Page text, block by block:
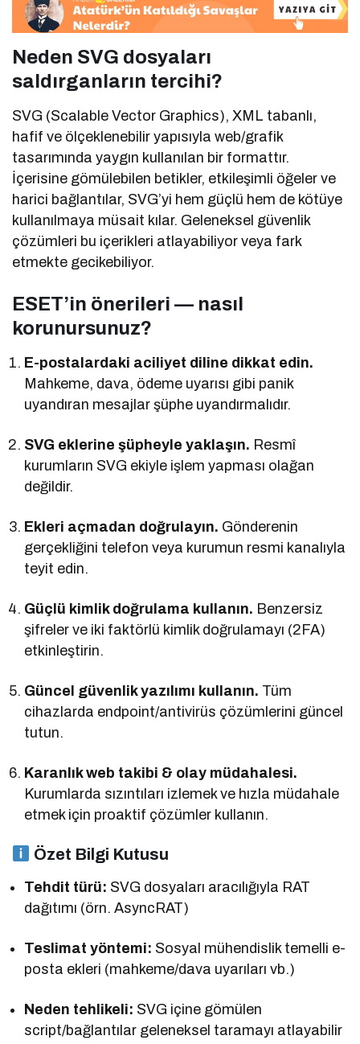
Neden SVG dosyaları
saldırganların tercihi?
SVG (Scalable Vector Graphics), XML tabanlı,
hafif ve ölçeklenebilir yapısıyla web/grafik
tasarımında yaygın kullanılan bir formattır.
İçerisine gömülebilen betikler, etkileşimli öğeler ve
harici bağlantılar, SVG’yi hem güçlü hem de kötüye
kullanılmaya müsait kılar. Geleneksel güvenlik
çözümleri bu içerikleri atlayabiliyor veya fark
etmekte gecikebiliyor.
ESET’in önerileri — nasıl
korunursunuz?
E-postalardaki aciliyet diline dikkat edin.
Mahkeme, dava, ödeme uyarısı gibi panik
uyandıran mesajlar şüphe uyandırmalıdır.
SVG eklerine şüpheyle yaklaşın. Resmî
kurumların SVG ekiyle işlem yapması olağan
değildir.
Ekleri açmadan doğrulayın. Gönderenin
gerçekliğini telefon veya kurumun resmi kanalıyla
teyit edin.
Güçlü kimlik doğrulama kullanın. Benzersiz
şifreler ve iki faktörlü kimlik doğrulamayı (2FA)
etkinleştirin.
Güncel güvenlik yazılımı kullanın. Tüm
cihazlarda endpoint/antivirüs çözümlerini güncel
tutun.
Karanlık web takibi & olay müdahalesi.
Kurumlarda sızıntıları izlemek ve hızla müdahale
etmek için proaktif çözümler kullanın.
Özet Bilgi Kutusu
Tehdit türü: SVG dosyaları aracılığıyla RAT
dağıtımı (örn. AsyncRAT)
Teslimat yöntemi: Sosyal mühendislik temelli e-
posta ekleri (mahkeme/dava uyarıları vb.)
Neden tehlikeli: SVG içine gömülen
script/bağlantılar geleneksel taramayı atlayabilir